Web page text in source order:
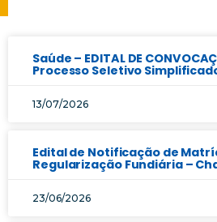
Saúde – EDITAL DE
Processo Seletivo
13/07/2026
Edital de Notificação de
Regularização Fundiária –
23/06/2026